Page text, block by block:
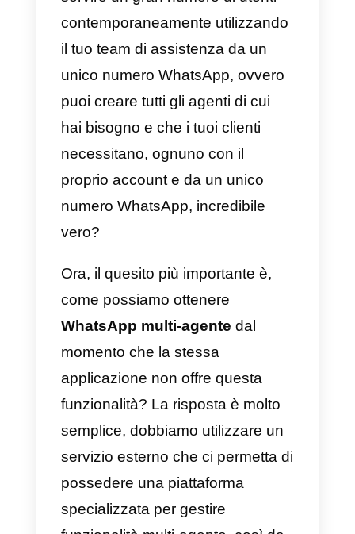
WhatsApp multi-agenteè una
funzionalità che ci consente di
utilizzare l’APIWhatsApp
Business in modo
efficace, poiché è capace di
servire un gran numero di utenti
contemporaneamente utilizzando
unico numero WhatsApp, ovvero
puoi creare tutti gli agenti di cui
hai bisogno e che i tuoi clienti
necessitano, ognuno con il
proprio account e da un unico
numero WhatsApp, incredibile
vero?
Ora, il quesito più importante è,